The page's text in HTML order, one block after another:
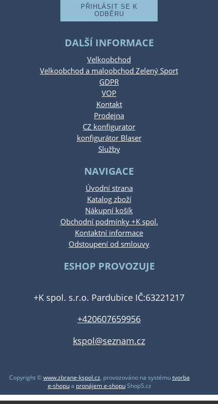
DALŠÍ INFORMACE
Velkoobchod
Velkoobchod a maloobchod Zelený Sport
GDPR
VOP
Kontakt
Prodejna
CZ konfigurator
konfigurátor Blaser
Služby
NAVIGACE
Úvodní strana
Katalog zboží
Nákupní košík
Obchodní podmínky +K spol.
Kontaktní informace
Odstoupení od smlouvy
ESHOP PROVOZUJE
+K spol. s.r.o. Pardubice IČ:63221217
+420607659956
kspol@seznam.cz
Copyright ©www.zbrane-kspol.cz, provozováno na systémutvorba
e-shopua pronájem e-shopuShop5.cz